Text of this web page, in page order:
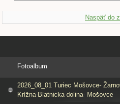
Naspäť do
Fotoalbum
2026_08_01 Turiec Mošovce-
Krížna-Blatnicka dolina- Mošovce